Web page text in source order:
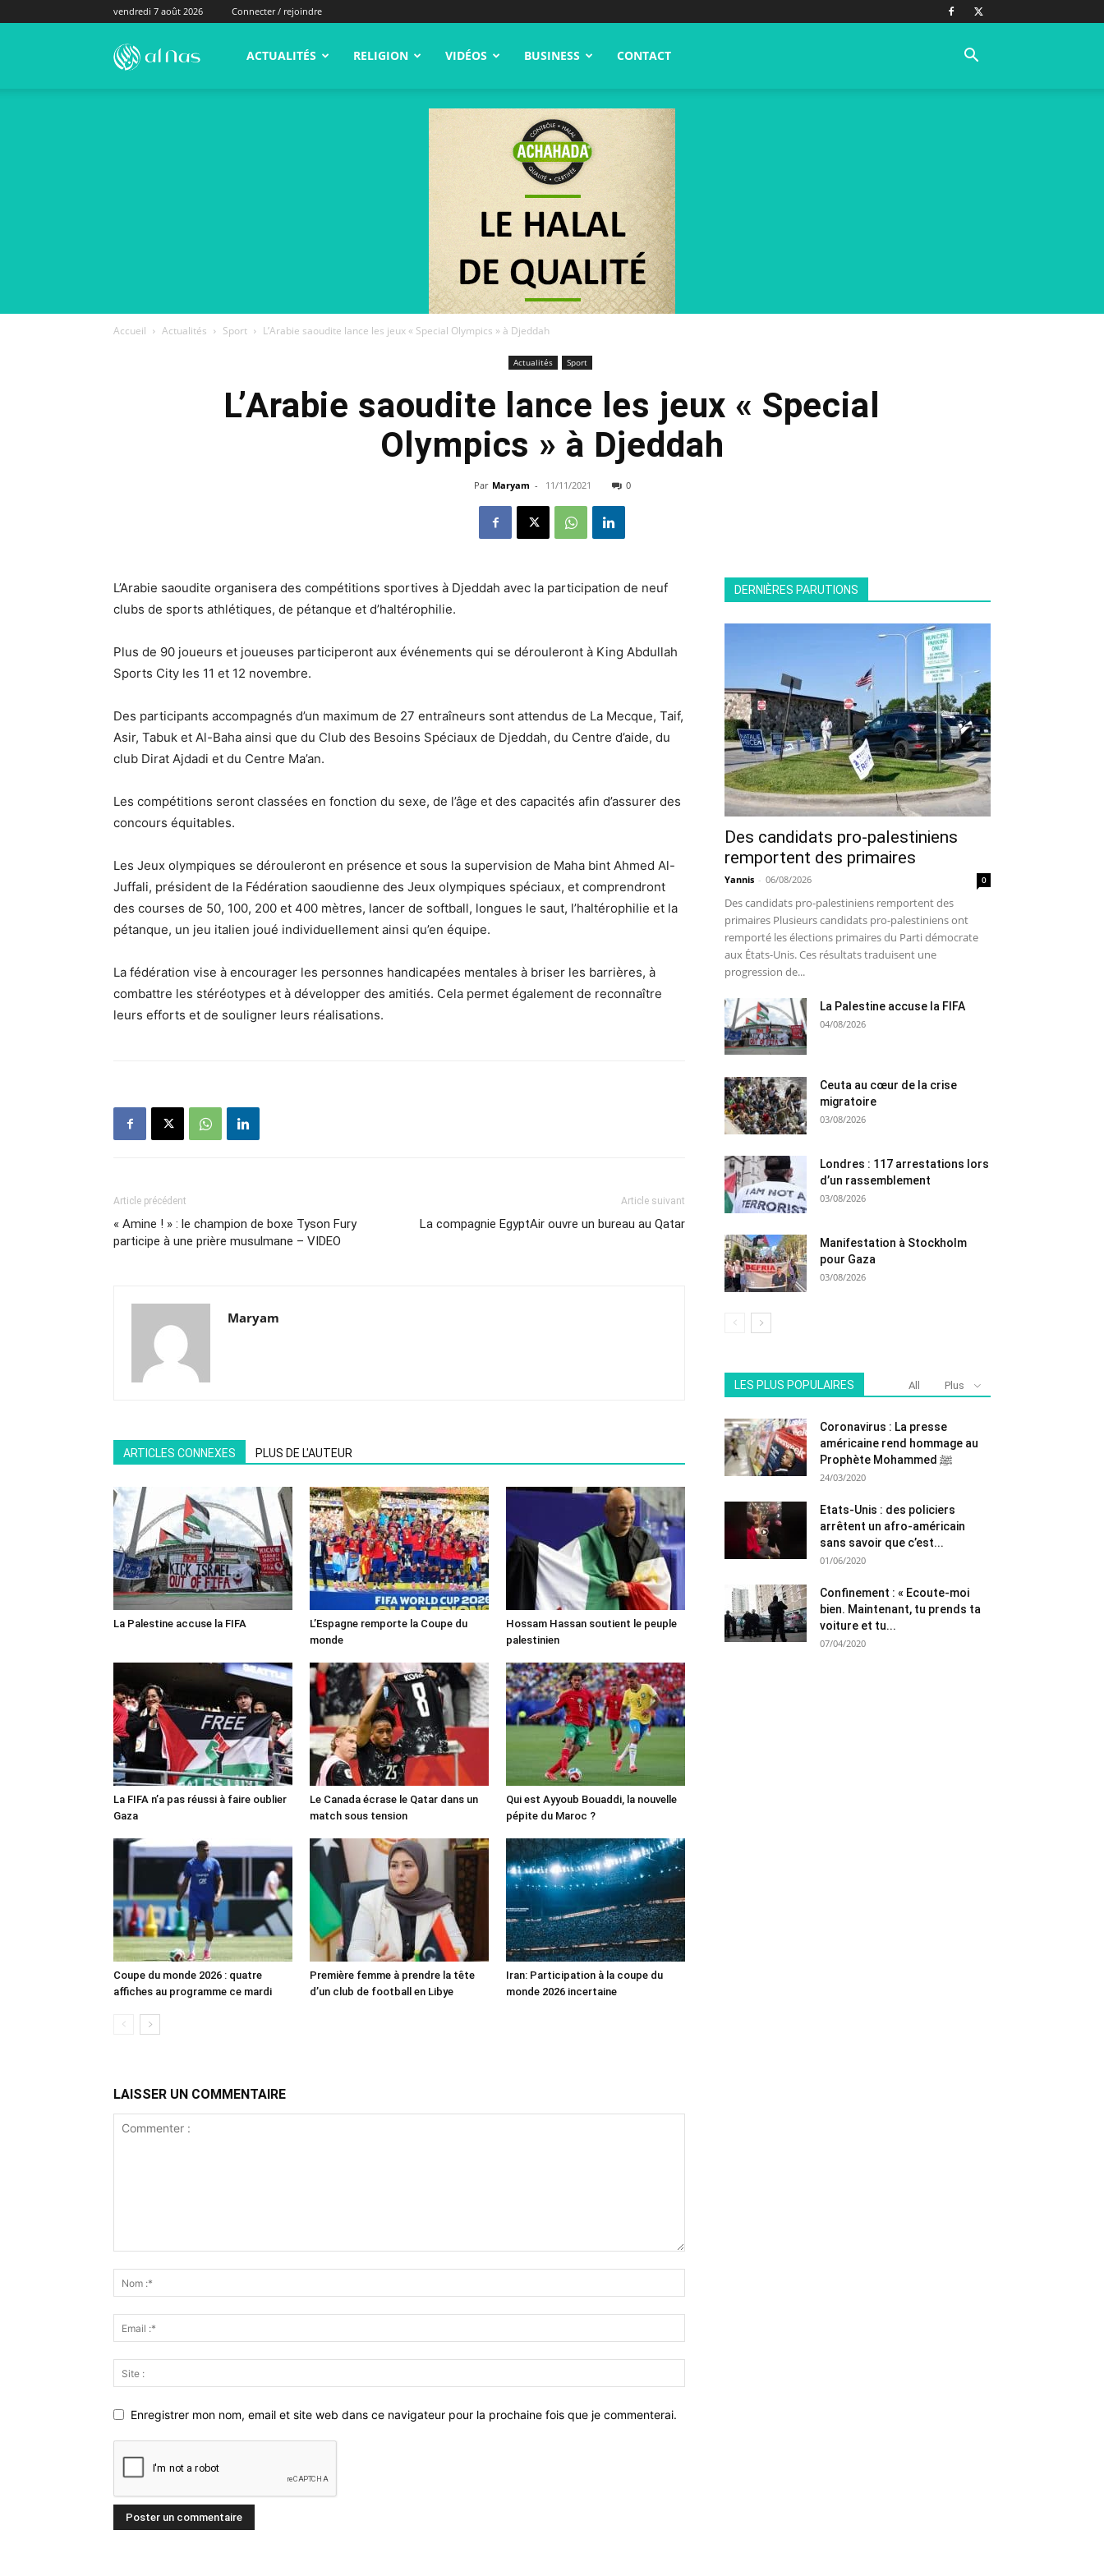
vendredi 7 août 2026 Connecter / rejoindre
alNas.fr ACTUALITÉS RELIGION VIDÉOS BUSINESS CONTACT
Accueil Actualités Sport L’Arabie saoudite lance les jeux « Special Olympics » à Djeddah
Actualités Sport
L’Arabie saoudite lance les jeux « Special
Olympics » à Djeddah
Par Maryam - 11/11/2021 0
L’Arabie saoudite organisera des compétitions sportives à Djeddah avec la participation de neuf
clubs de sports athlétiques, de pétanque et d’haltérophilie.
Plus de 90 joueurs et joueuses participeront aux événements qui se dérouleront à King Abdullah
Sports City les 11 et 12 novembre.
Des participants accompagnés d’un maximum de 27 entraîneurs sont attendus de La Mecque, Taif,
Asir, Tabuk et Al-Baha ainsi que du Club des Besoins Spéciaux de Djeddah, du Centre d’aide, du
club Dirat Ajdadi et du Centre Ma’an.
Les compétitions seront classées en fonction du sexe, de l’âge et des capacités afin d’assurer des
concours équitables.
Les Jeux olympiques se dérouleront en présence et sous la supervision de Maha bint Ahmed Al-
Juffali, président de la Fédération saoudienne des Jeux olympiques spéciaux, et comprendront
des courses de 50, 100, 200 et 400 mètres, lancer de softball, longues le saut, l’haltérophilie et la
pétanque, un jeu italien joué individuellement ainsi qu’en équipe.
La fédération vise à encourager les personnes handicapées mentales à briser les barrières, à
combattre les stéréotypes et à développer des amitiés. Cela permet également de reconnaître
leurs efforts et de souligner leurs réalisations.
Article précédent
« Amine ! » : le champion de boxe Tyson Fury
participe à une prière musulmane – VIDEO
Article suivant
La compagnie EgyptAir ouvre un bureau au Qatar
Maryam
ARTICLES CONNEXES PLUS DE L'AUTEUR
La Palestine accuse la FIFA
L’Espagne remporte la Coupe du
monde
Hossam Hassan soutient le peuple
palestinien
La FIFA n’a pas réussi à faire oublier
Gaza
Le Canada écrase le Qatar dans un
match sous tension
Qui est Ayyoub Bouaddi, la nouvelle
pépite du Maroc ?
Coupe du monde 2026 : quatre
affiches au programme ce mardi
Première femme à prendre la tête
d’un club de football en Libye
Iran: Participation à la coupe du
monde 2026 incertaine
LAISSER UN COMMENTAIRE
Enregistrer mon nom, email et site web dans ce navigateur pour la prochaine fois que je commenterai.
DERNIÈRES PARUTIONS
Des candidats pro-palestiniens
remportent des primaires
Yannis - 06/08/2026 0
Des candidats pro-palestiniens remportent des
primaires Plusieurs candidats pro-palestiniens ont
remporté les élections primaires du Parti démocrate
aux États-Unis. Ces résultats traduisent une
progression de...
La Palestine accuse la FIFA
04/08/2026
Ceuta au cœur de la crise
migratoire
03/08/2026
Londres : 117 arrestations lors
d’un rassemblement
03/08/2026
Manifestation à Stockholm
pour Gaza
03/08/2026
LES PLUS POPULAIRES All Plus
Coronavirus : La presse
américaine rend hommage au
Prophète Mohammed ﷺ
24/03/2020
Etats-Unis : des policiers
arrêtent un afro-américain
sans savoir que c’est...
01/06/2020
Confinement : « Ecoute-moi
bien. Maintenant, tu prends ta
voiture et tu...
07/04/2020